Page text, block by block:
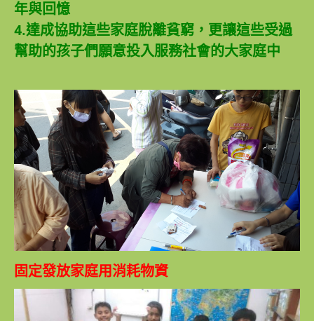
年與回憶
4.達成協助這些家庭脫離貧窮，更讓這些受過
幫助的孩子們願意投入服務社會的大家庭中
固定發放家庭用消耗物資